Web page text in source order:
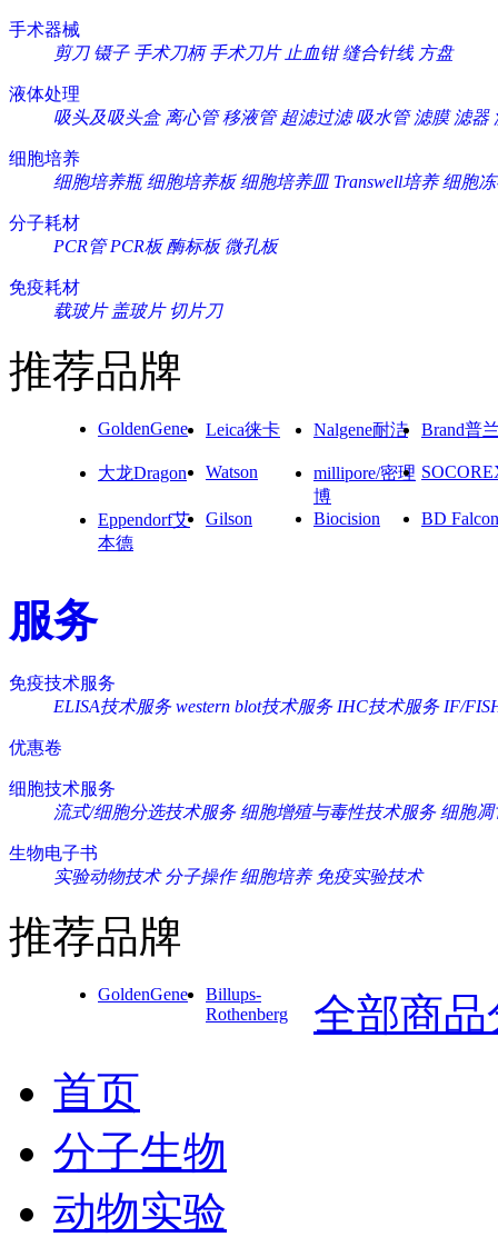
手术器械
剪刀 镊子 手术刀柄 手术刀片 止血钳 缝合针线 方盘
液体处理
吸头及吸头盒 离心管 移液管 超滤过滤 吸水管 滤膜 滤器
细胞培养
细胞培养瓶 细胞培养板 细胞培养皿 Transwell培养 细胞
分子耗材
PCR管 PCR板 酶标板 微孔板
免疫耗材
载玻片 盖玻片 切片刀
推荐品牌
GoldenGene Leica徕卡 Nalgene耐洁 Brand普
大龙Dragon Watson
millipore/密理
博
Eppendorf艾
本德
Gilson Biocision BD Falcon
服务
免疫技术服务
ELISA技术服务 western blot技术服务 IHC技术服务 IF/
优惠卷
细胞技术服务
流式/细胞分选技术服务 细胞增殖与毒性技术服务 细胞
生物电子书
实验动物技术 分子操作 细胞培养 免疫实验技术
推荐品牌
GoldenGene
Billups-
Rothenberg
全部商品
首页
分子生物
动物实验